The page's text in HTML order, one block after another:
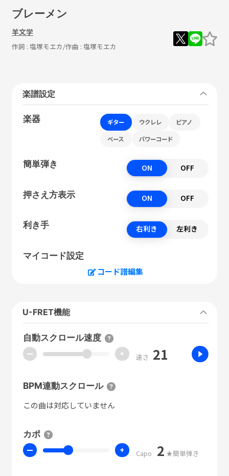
ブレーメン
羊文学
作詞 : 塩塚モエカ /作曲 : 塩塚モエカ
楽譜設定
楽器 ギター ウクレレ ピアノ
ベース パワーコード
簡単弾き ON OFF
押さえ方表示 ON OFF
利き手 右利き 左利き
マイコード設定
コード譜編集
U-FRET機能
自動スクロール速度
ー + 速さ 21
BPM連動スクロール
この曲は対応していません
カポ
ー + Capo 2 ★簡単弾き